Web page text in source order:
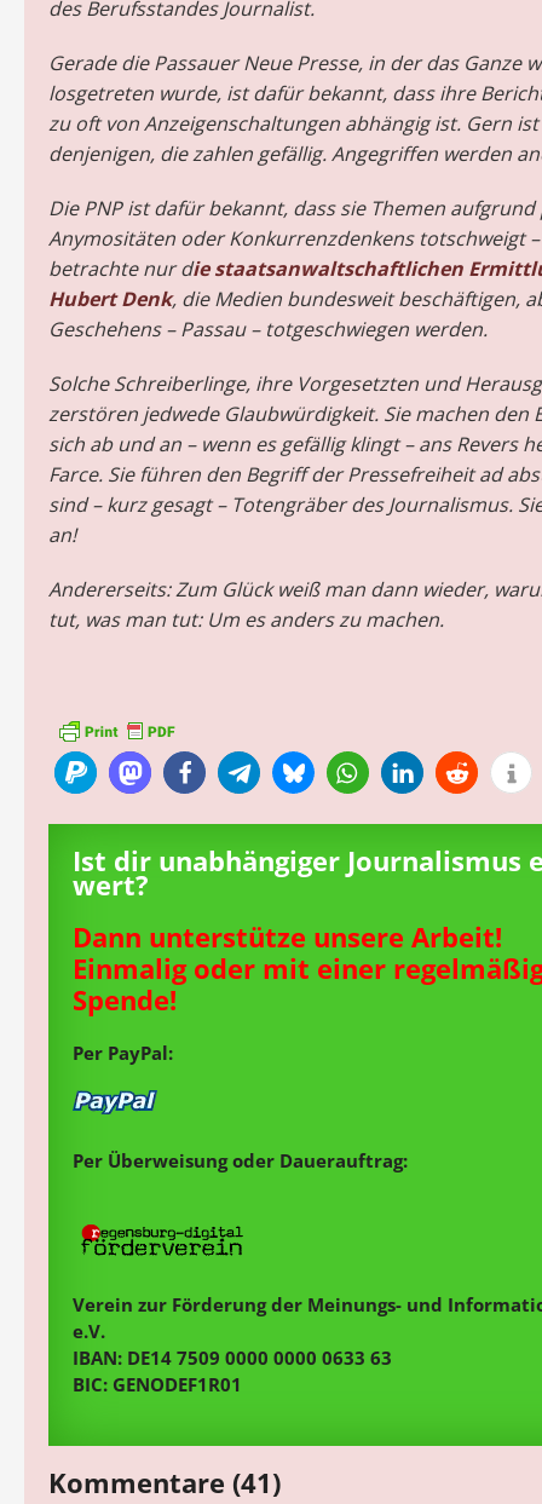
des Berufsstandes Journalist.
Gerade die Passauer Neue Presse, in der das Ganze
losgetreten wurde, ist dafür bekannt, dass ihre
zu oft von Anzeigenschaltungen abhängig ist. Gern
denjenigen, die zahlen gefällig. Angegriffen werden
Die PNP ist dafür bekannt, dass sie Themen
Anymositäten oder Konkurrenzdenkens totschweigt
betrachte nur die staatsanwaltschaftlichen
Hubert Denk, die Medien bundesweit beschäftigen,
Geschehens – Passau – totgeschwiegen werden.
Solche Schreiberlinge, ihre Vorgesetzten und
zerstören jedwede Glaubwürdigkeit. Sie machen den
sich ab und an – wenn es gefällig klingt – ans Revers
Farce. Sie führen den Begriff der Pressefreiheit ad
sind – kurz gesagt – Totengräber des Journalismus.
an!
Andererseits: Zum Glück weiß man dann wieder,
tut, was man tut: Um es anders zu machen.
Ist dir unabhängiger Journalismus
wert?
Dann unterstütze unsere Arbeit!
Einmalig oder mit einer
Spende!
Per PayPal:
Per Überweisung oder Dauerauftrag:
Verein zur Förderung der Meinungs- und
e.V.
IBAN: DE14 7509 0000 0000 0633 63
BIC: GENODEF1R01
Kommentare (41)